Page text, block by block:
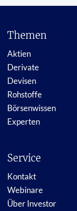
Themen
Aktien
Derivate
Devisen
Rohstoffe
Börsenwissen
Experten
Service
Kontakt
Webinare
Über Investor